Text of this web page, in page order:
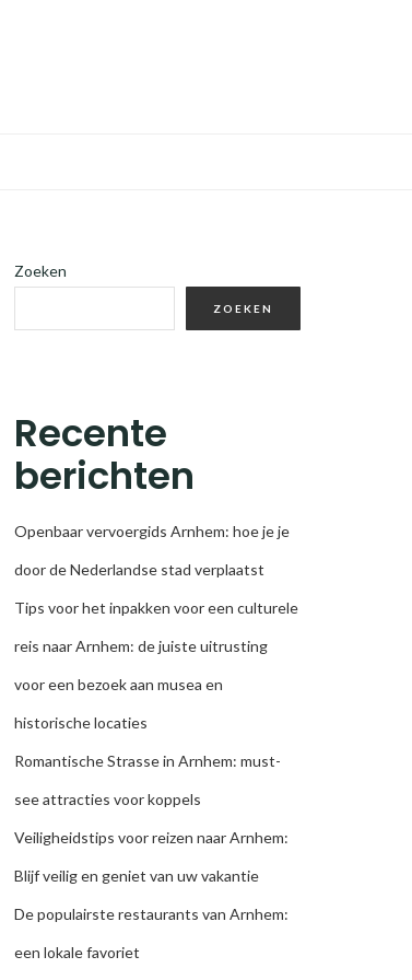
Zoeken
ZOEKEN
Recente
berichten
Openbaar vervoergids Arnhem: hoe je je
door de Nederlandse stad verplaatst
Tips voor het inpakken voor een culturele
reis naar Arnhem: de juiste uitrusting
voor een bezoek aan musea en
historische locaties
Romantische Strasse in Arnhem: must-
see attracties voor koppels
Veiligheidstips voor reizen naar Arnhem:
Blijf veilig en geniet van uw vakantie
De populairste restaurants van Arnhem:
een lokale favoriet